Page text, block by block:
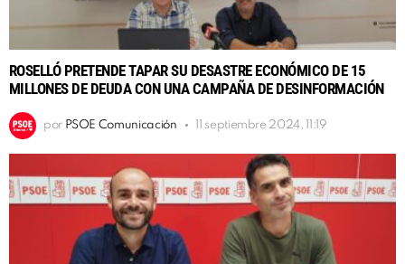
ROSELLÓ PRETENDE TAPAR SU DESASTRE ECONÓMICO DE 15
MILLONES DE DEUDA CON UNA CAMPAÑA DE DESINFORMACIÓN
por PSOE Comunicación 11 septiembre 2024, 11:19